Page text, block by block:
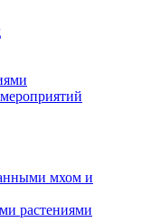
мхом и
растениями